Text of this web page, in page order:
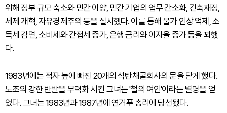
위해 정부 규모 축소와 민간 이양, 민간 기업의 업무 간소화, 긴축재정,
세제 개혁, 자유경제주의 등을 실시했다. 이를 통해 물가 인상 억제, 소
득세 감면, 소비세와 간접세 증가, 은행 금리와 이자율 증가 등을 꾀했
다.
1983년에는 적자 늪에 빠진 20개의 석탄채굴회사의 문을 닫게 했다.
노조의 강한 반발을 무력화 시킨 그녀는 '철의 여인'이라는 별명을 얻
었다. 그녀는 1983년과 1987년에 연거푸 총리에 당선됐다.